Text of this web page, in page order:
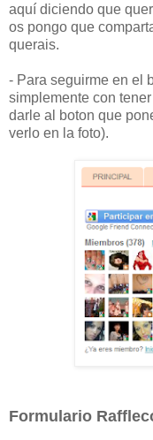
aquí diciendo que
os pongo que
querais.
- Para seguirme en el
simplemente con
darle al boton que
verlo en la foto).
Formulario